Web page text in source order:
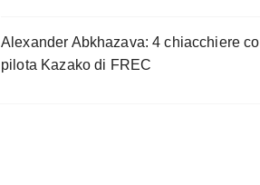
Alexander Abkhazava: 4 chiacchiere col
pilota Kazako di FREC